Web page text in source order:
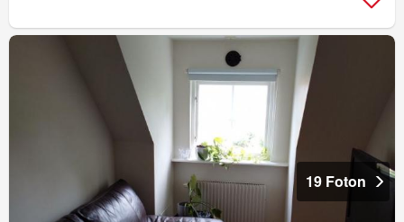
19 Foton